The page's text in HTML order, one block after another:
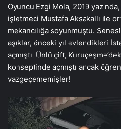
Oyuncu Ezgi Mola, 2019
işletmeci Mustafa Aksakallı ile
mekancılığa soyunmuştu.
aşıklar, önceki yıl evlendikleri
açmıştı. Ünlü çift,
konseptinde açmıştı ancak
vazgeçememişler!